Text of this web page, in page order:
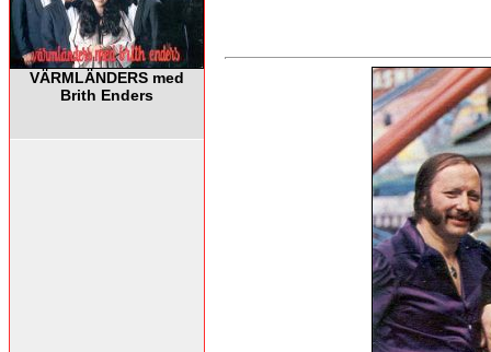
VÄRMLÄNDERS med
Brith Enders